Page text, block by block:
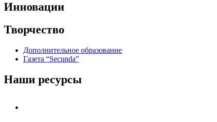
Инновации
Творчество
Дополнительное образование
Газета “Secunda”
Наши ресурсы